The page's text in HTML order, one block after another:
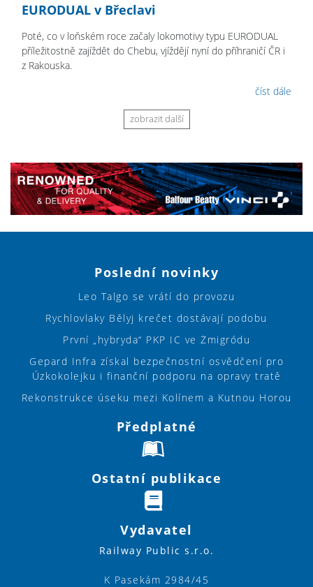
EURODUAL v Břeclavi
Poté, co v loňském roce začaly lokomotivy typu EURODUAL
příležitostně zajíždět do Chebu, vjíždějí nyní do příhraničí ČR i
z Rakouska.
číst dále
zobrazit další
Poslední novinky
Leo Talgo se vrátí do provozu
Rychlovlaky Bělyj krečet dostávají podobu
První „hybryda“ PKP IC ve Żmigródu
Gepard Infra získal bezpečnostní osvědčení pro
Úzkokolejku i finanční podporu na opravy tratě
Rekonstrukce úseku mezi Kolínem a Kutnou Horou
Předplatné
Ostatní publikace
Vydavatel
Railway Public s.r.o.
K Pasekám 2984/45